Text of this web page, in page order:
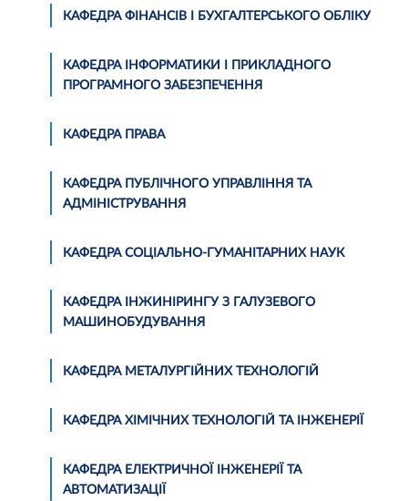
КАФЕДРА ФІНАНСІВ І БУХГАЛТЕРСЬКОГО ОБЛІКУ
КАФЕДРА ІНФОРМАТИКИ І ПРИКЛАДНОГО
ПРОГРАМНОГО ЗАБЕЗПЕЧЕННЯ
КАФЕДРА ПРАВА
КАФЕДРА ПУБЛІЧНОГО УПРАВЛІННЯ ТА
АДМІНІСТРУВАННЯ
КАФЕДРА СОЦІАЛЬНО-ГУМАНІТАРНИХ НАУК
КАФЕДРА ІНЖИНІРИНГУ З ГАЛУЗЕВОГО
МАШИНОБУДУВАННЯ
КАФЕДРА МЕТАЛУРГІЙНИХ ТЕХНОЛОГІЙ
КАФЕДРА ХІМІЧНИХ ТЕХНОЛОГІЙ ТА ІНЖЕНЕРІЇ
КАФЕДРА ЕЛЕКТРИЧНОЇ ІНЖЕНЕРІЇ ТА
АВТОМАТИЗАЦІЇ